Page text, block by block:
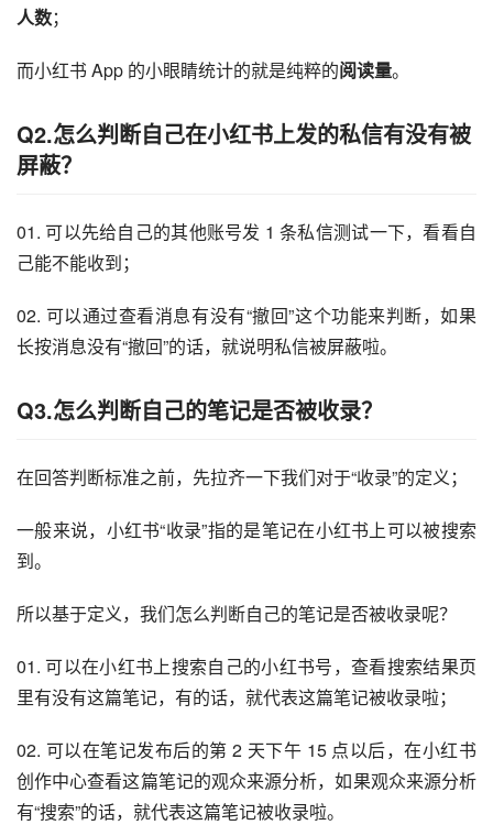
人数；
而小红书 App 的小眼睛统计的就是纯粹的阅读量。
Q2.怎么判断自己在小红书上发的私信有没有被
屏蔽？
01. 可以先给自己的其他账号发 1 条私信测试一下，看看自
己能不能收到；
02. 可以通过查看消息有没有“撤回”这个功能来判断，如果
长按消息没有“撤回”的话，就说明私信被屏蔽啦。
Q3.怎么判断自己的笔记是否被收录？
在回答判断标准之前，先拉齐一下我们对于“收录”的定义；
一般来说，小红书“收录”指的是笔记在小红书上可以被搜索
到。
所以基于定义，我们怎么判断自己的笔记是否被收录呢？
01. 可以在小红书上搜索自己的小红书号，查看搜索结果页
里有没有这篇笔记，有的话，就代表这篇笔记被收录啦；
02. 可以在笔记发布后的第 2 天下午 15 点以后，在小红书
创作中心查看这篇笔记的观众来源分析，如果观众来源分析
有“搜索”的话，就代表这篇笔记被收录啦。